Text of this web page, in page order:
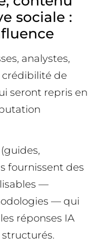
sociale :
analystes,
crédibilité de
seront repris en
fournissent des
—
— qui
réponses IA